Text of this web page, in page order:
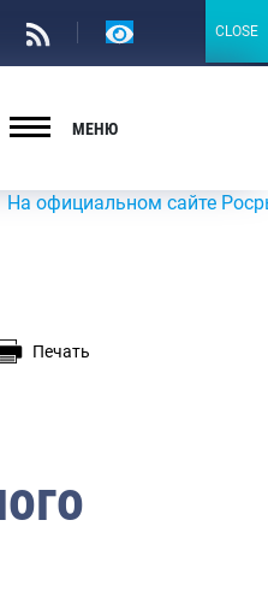
Версия
МЕНЮ
сайте
Печать
CLOSE
CLOSE